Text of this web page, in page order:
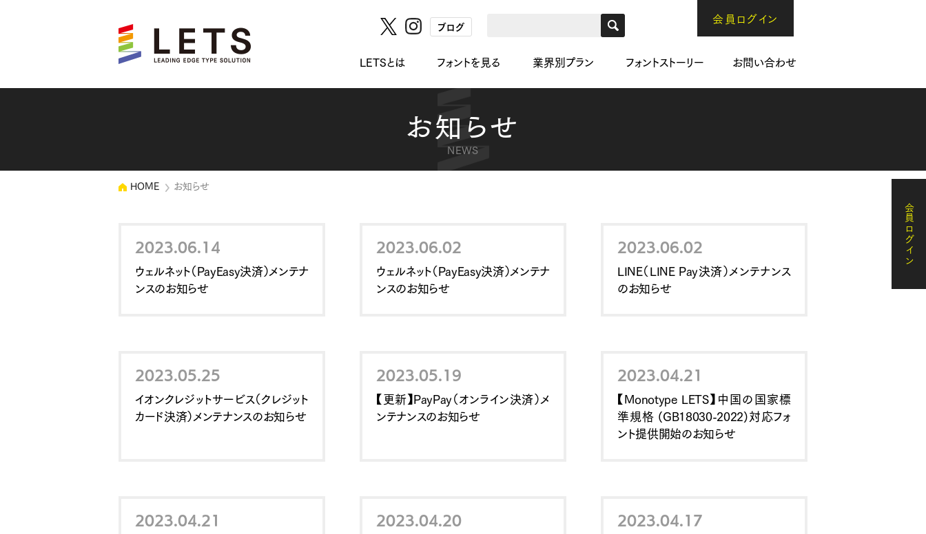
ブログ 会員ログイン
LETSとは フォントを見る 業界別プラン フォントストーリー お問い合わせ
会員ログイン
お知らせ
NEWS
HOME お知らせ
2023.06.14
ウェルネット（PayEasy決済）メンテナ
ンスのお知らせ
2023.06.02
ウェルネット（PayEasy決済）メンテナ
ンスのお知らせ
2023.06.02
LINE（LINE Pay決済）メンテナンス
のお知らせ
2023.05.25
イオンクレジットサービス（クレジット
カード決済）メンテナンスのお知らせ
2023.05.19
【更新】PayPay（オンライン決済）メ
ンテナンスのお知らせ
2023.04.21
【Monotype LETS】中国の国家標
準規格 (GB18030-2022)対応フォ
ント提供開始のお知らせ
2023.04.21 2023.04.20 2023.04.17